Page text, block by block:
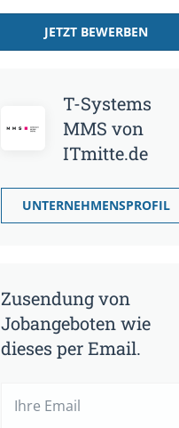
JETZT BEWERBEN
T-Systems
MMS von
ITmitte.de
UNTERNEHMENSPROFIL
Zusendung von
Jobangeboten wie
dieses per Email.